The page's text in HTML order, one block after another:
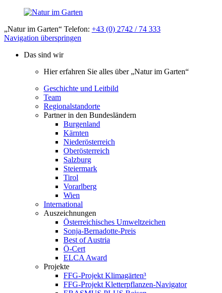
„Natur im Garten“ Telefon: +43 (0) 2742 / 74 333
Navigation überspringen
Das sind wir
Hier erfahren Sie alles über „Natur im Garten“
Geschichte und Leitbild
Team
Regionalstandorte
Partner in den Bundesländern
Burgenland
Kärnten
Niederösterreich
Oberösterreich
Salzburg
Steiermark
Tirol
Vorarlberg
Wien
International
Auszeichnungen
Österreichisches Umweltzeichen
Sonja-Bernadotte-Preis
Best of Austria
Ö-Cert
ELCA Award
Projekte
FFG-Projekt Klimagärten³
FFG-Projekt Kletterpflanzen-Navigator